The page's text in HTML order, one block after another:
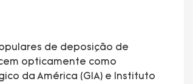
de deposição de
opticamente como
da América (GIA) e Instituto